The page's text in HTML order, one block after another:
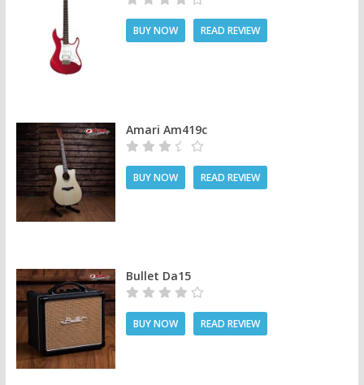
BUY NOW READ REVIEW
Amari Am419c
BUY NOW READ REVIEW
Bullet Da15
BUY NOW READ REVIEW